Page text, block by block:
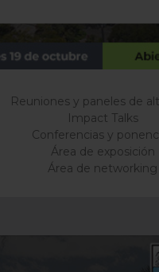
Reuniones y paneles de
Impact Talks
Conferencias y
Área de exposición
Área de networking